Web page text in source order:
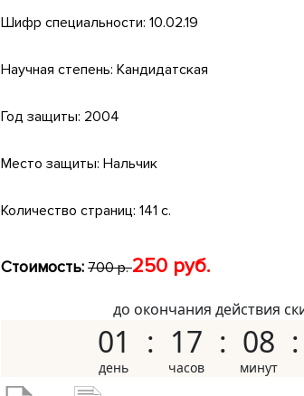
Шифр специальности: 10.02.19
Научная степень: Кандидатская
Год защиты: 2004
Место защиты: Нальчик
Количество страниц: 141 с.
Стоимость: 700 р.250 руб.
до окончания действия
01 17 08